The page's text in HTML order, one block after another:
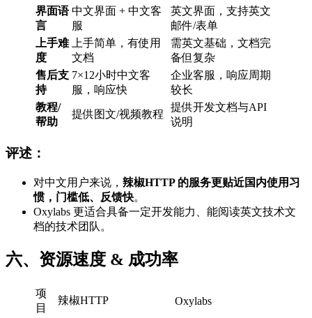
界面语
言
中文界面 + 中文客
服
英文界面，支持英文
邮件/表单
上手难
度
上手简单，有使用
文档
需英文基础，文档完
备但复杂
售后支
持
7×12小时中文客
服，响应快
企业客服，响应周期
较长
教程/
帮助
提供图文/视频教程
提供开发文档与API
说明
评述：
对中文用户来说， 辣椒HTTP 的服务更贴近国内使用习
惯，门槛低、反馈快。
Oxylabs 更适合具备一定开发能力、能阅读英文技术文
档的技术团队。
六、资源速度 & 成功率
项
目
辣椒HTTP Oxylabs